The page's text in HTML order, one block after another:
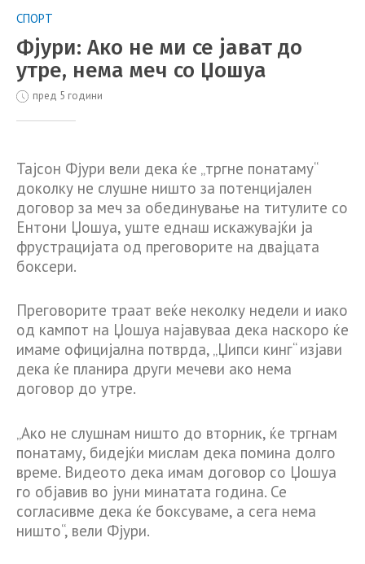
СПОРТ
Фјури: Ако не ми се јават до
утре, нема меч со Џошуа
пред 5 години
Тајсон Фјури вели дека ќе „тргне понатаму“
доколку не слушне ништо за потенцијален
договор за меч за обединување на титулите со
Ентони Џошуа, уште еднаш искажувајќи ја
фрустрацијата од преговорите на двајцата
боксери.
Преговорите траат веќе неколку недели и иако
од кампот на Џошуа најавуваа дека наскоро ќе
имаме официјална потврда, „Џипси кинг“ изјави
дека ќе планира други мечеви ако нема
договор до утре.
„Ако не слушнам ништо до вторник, ќе тргнам
понатаму, бидејќи мислам дека помина долго
време. Видеото дека имам договор со Џошуа
го објавив во јуни минатата година. Се
согласивме дека ќе боксуваме, а сега нема
ништо“, вели Фјури.